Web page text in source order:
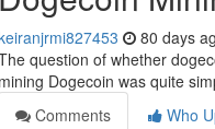
80 days
question of whether
mining Dogecoin was quite
Comments
Who